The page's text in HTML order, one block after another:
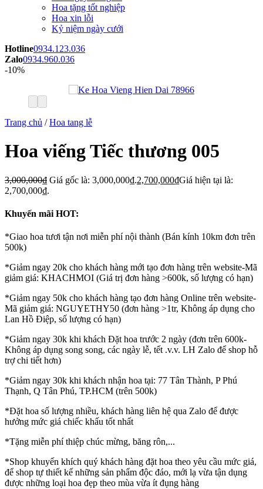
Hoa tặng tốt nghiệp
Hoa xin lỗi
Kỷ niệm ngày cưới
Hotline0934.123.036
Zalo0934.960.036
-10%
Trang chủ / Hoa tang lễ
Hoa viếng Tiếc thương 005
3,000,000₫ Giá gốc là: 3,000,000₫.2,700,000₫Giá hiện tại là:
2,700,000₫.
Khuyến mãi HOT:
*Giao hoa tươi tận nơi miễn phí nội thành (Bán kính 10km đơn trên
500k)
*Giảm ngay 20k cho khách hàng mới tạo đơn hàng trên website-Mã
giảm giá: KHACHMOI (Giá trị đơn hàng >600k, số lượng có hạn)
*Giảm ngay 50k cho khách hàng tạo đơn hàng Online trên website-
Mã giảm giá: NGUYETHY50 (đơn hàng >1tr, Không áp dụng cho
Lan Hồ Điệp, số lượng có hạn)
*Giảm ngay 30k khi khách Đặt hoa trước 2 ngày (đơn trên 600k-
Không áp dụng song song, các ngày lễ, tết .v.v. LH Zalo để shop hỗ
trợ chi tiết hơn)
*Giảm ngay 30k khi khách nhận hoa tại: 77 Tân Thành, P Phú
Thạnh, Q Tân Phú, TP.HCM (trên 500k)
*Đặt hoa số lượng nhiều, khách hàng liên hệ qua Zalo để được
hưởng mức giá chiếc khấu tốt nhất
*Tặng miễn phí thiệp chúc mừng, băng rôn,...
*Shop khuyến khích quý khách hàng đặt hoa theo yêu cầu mức giá,
để shop tự thiết kế những sản phẩm độc đáo, mới lạ vừa tận dụng
được những loại hoa đẹp theo mùa vừa ít đụng hàng